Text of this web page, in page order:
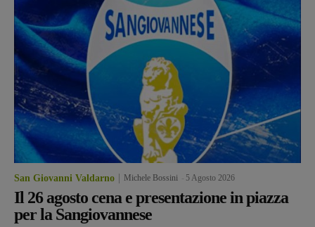
San Giovanni Valdarno Michele Bossini 5 Agosto 2026
Il 26 agosto cena e presentazione in piazza
per la Sangiovannese